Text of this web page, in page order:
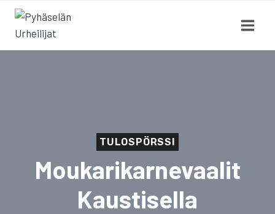
Siirry
sisältöön
TULOSPÖRSSI
Moukarikarnevaalit
Kaustisella